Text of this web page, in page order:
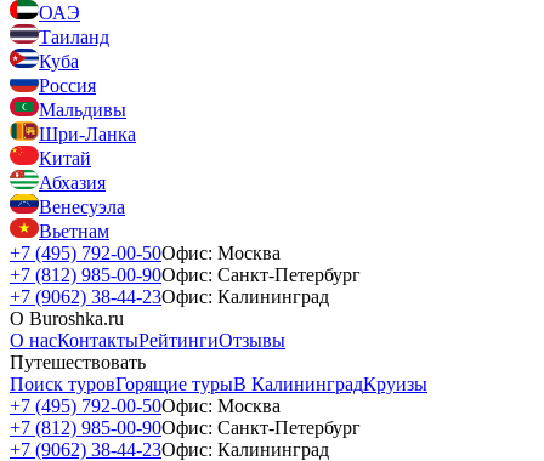
ОАЭ
Таиланд
Куба
Россия
Мальдивы
Шри-Ланка
Китай
Абхазия
Венесуэла
Вьетнам
+7 (495) 792-00-50Офис: Москва
+7 (812) 985-00-90Офис: Санкт-Петербург
+7 (9062) 38-44-23Офис: Калининград
О Buroshka.ru
О насКонтактыРейтингиОтзывы
Путешествовать
Поиск туровГорящие турыВ КалининградКруизы
+7 (495) 792-00-50Офис: Москва
+7 (812) 985-00-90Офис: Санкт-Петербург
+7 (9062) 38-44-23Офис: Калининград